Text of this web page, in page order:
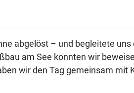
abgelöst – und begleitete
am See konnten wir
wir den Tag gemeinsam mit